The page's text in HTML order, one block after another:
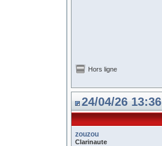
Hors ligne
24/04/26 13:36
zouzou
Clarinaute